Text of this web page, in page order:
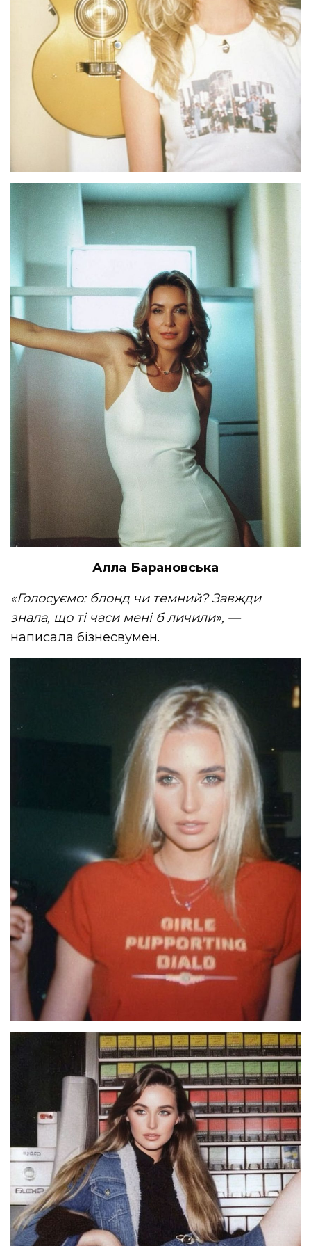
Алла Барановська
«Голосуємо: блонд чи темний? Завжди
знала, що ті часи мені б личили», —
написала бізнесвумен.